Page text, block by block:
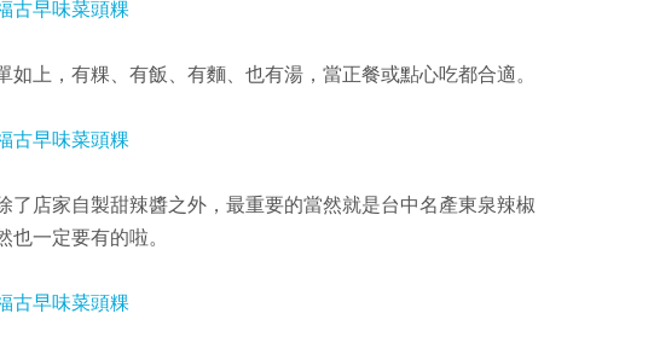
如上，有粿、有飯、有麵、也有湯，當正餐或點心吃都合適。
了店家自製甜辣醬之外，最重要的當然就是台中名產東泉辣椒
也一定要有的啦。